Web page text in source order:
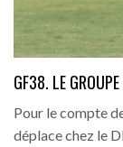
GF38. LE
Pour le compte
déplace chez le